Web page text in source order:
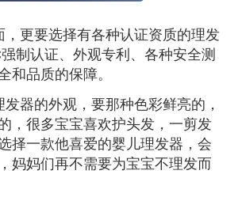
，更要选择有各种认证资质的理发
制认证、外观专利、各种安全测
和品质的保障。
器的外观，要那种色彩鲜亮的，
，很多宝宝喜欢护头发，一剪发
择一款他喜爱的婴儿理发器，会
妈妈们再不需要为宝宝不理发而